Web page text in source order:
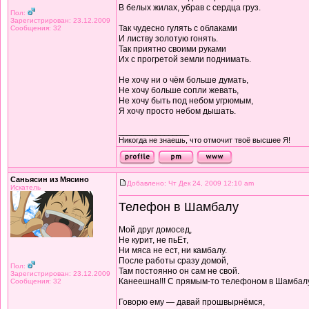
Пол:
Зарегистрирован: 23.12.2009
Сообщения: 32
В белых жилах, убрав с сердца груз.
Так чудесно гулять с облаками
И листву золотую гонять.
Так приятно своими руками
Их с прогретой земли поднимать.
Не хочу ни о чём больше думать,
Не хочу больше сопли жевать,
Не хочу быть под небом угрюмым,
Я хочу просто небом дышать.
Никогда не знаешь, что отмочит твоё высшее Я!
Саньясин из Мясино
Искатель
Пол:
Зарегистрирован: 23.12.2009
Сообщения: 32
Добавлено: Чт Дек 24, 2009 12:10 am
Телефон в Шамбалу
Мой друг домосед,
Не курит, не пьЕт,
Ни мяса не ест, ни камбалу.
После работы сразу домой,
Там постоянно он сам не свой.
Канеешна!!! С прямым-то телефоном в
Говорю ему — давай прошвырнёмся,